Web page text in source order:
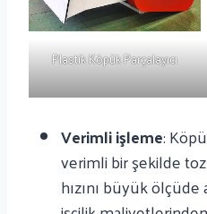
Plastik Köpük Parçalayıcı
Verimli işleme:
verimli bir şekilde
hızını büyük ölçüde